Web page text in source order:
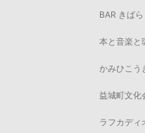
BAR きばら
本と音楽と
かみひこう
益城町文化
ラフカディ